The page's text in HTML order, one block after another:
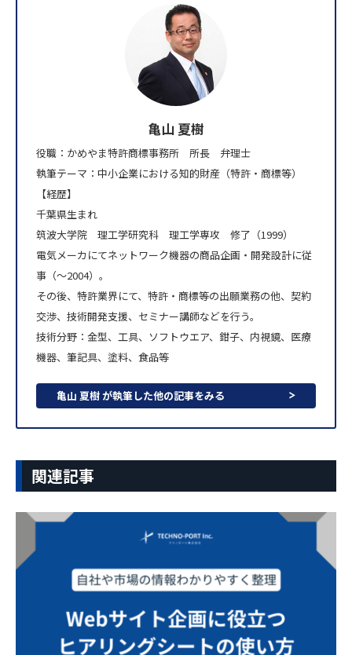
亀山 夏樹
役職：かめやま特許商標事務所 所長 弁理士
執筆テーマ：中小企業における知的財産（特許・商標等）
【経歴】
千葉県生まれ
筑波大学院 理工学研究科 理工学専攻 修了（1999）
電気メーカにてネットワーク機器の商品企画・開発設計に従
事（～2004）。
その後、特許業界にて、特許・商標等の出願業務の他、契約
交渉、技術開発支援、セミナー講師などを行う。
技術分野：金型、工具、ソフトウエア、鉗子、内視鏡、医療
機器、筆記具、塗料、食品等
亀山 夏樹 が執筆した他の記事をみる
関連記事